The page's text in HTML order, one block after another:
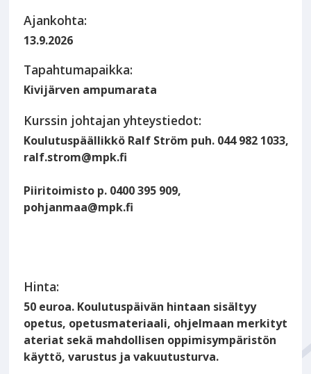
Ajankohta:
13.9.2026
Tapahtumapaikka:
Kivijärven ampumarata
Kurssin johtajan yhteystiedot:
Koulutuspäällikkö Ralf Ström puh. 044 982 1033,
ralf.strom@mpk.fi
Piiritoimisto p. 0400 395 909,
pohjanmaa@mpk.fi
Hinta:
50 euroa. Koulutuspäivän hintaan sisältyy
opetus, opetusmateriaali, ohjelmaan merkityt
ateriat sekä mahdollisen oppimisympäristön
käyttö, varustus ja vakuutusturva.